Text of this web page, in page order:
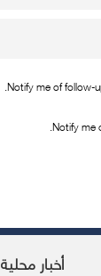
Notify me of follow-
Notify me
أخبار محلية